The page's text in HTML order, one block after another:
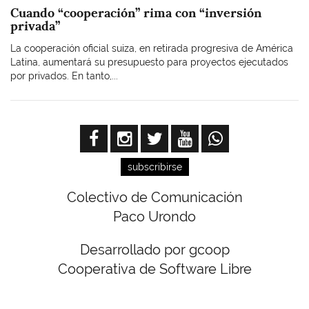
Cuando “cooperación” rima con “inversión
privada”
La cooperación oficial suiza, en retirada progresiva de América
Latina, aumentará su presupuesto para proyectos ejecutados
por privados. En tanto,...
subscribirse
Colectivo de Comunicación
Paco Urondo
Desarrollado por gcoop
Cooperativa de Software Libre